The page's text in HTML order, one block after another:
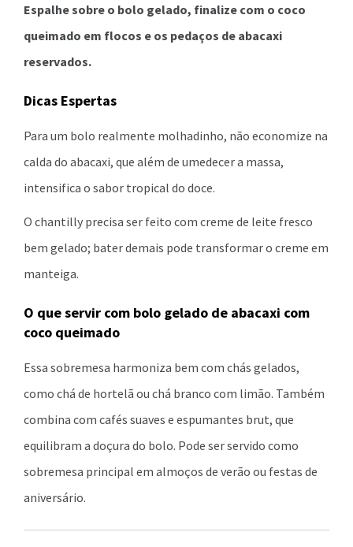
Espalhe sobre o bolo gelado, finalize com o coco
queimado em flocos e os pedaços de abacaxi
reservados.
Dicas Espertas
Para um bolo realmente molhadinho, não economize na
calda do abacaxi, que além de umedecer a massa,
intensifica o sabor tropical do doce.
O chantilly precisa ser feito com creme de leite fresco
bem gelado; bater demais pode transformar o creme em
manteiga.
O que servir com bolo gelado de abacaxi com
coco queimado
Essa sobremesa harmoniza bem com chás gelados,
como chá de hortelã ou chá branco com limão. Também
combina com cafés suaves e espumantes brut, que
equilibram a doçura do bolo. Pode ser servido como
sobremesa principal em almoços de verão ou festas de
aniversário.